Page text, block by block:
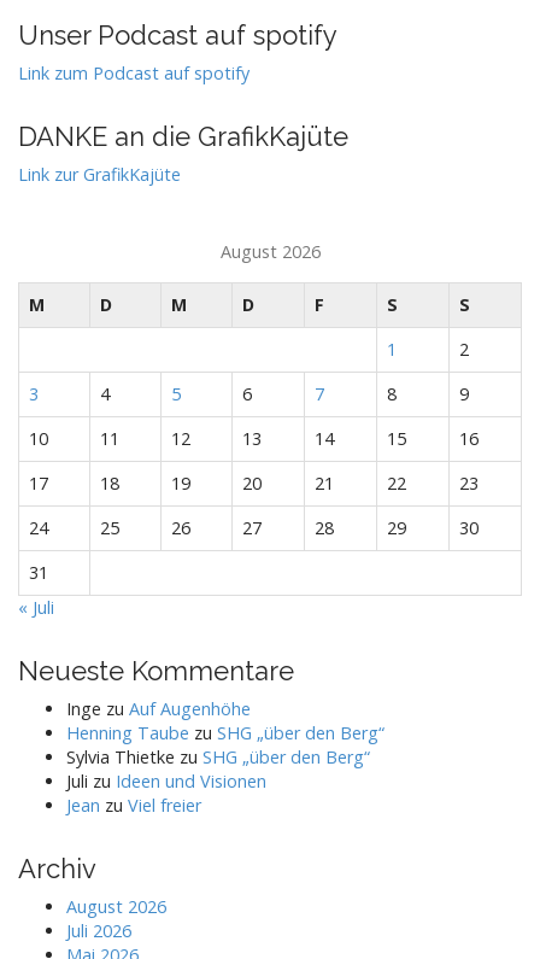
Unser Podcast auf spotify
Link zum Podcast auf spotify
DANKE an die GrafikKajüte
Link zur GrafikKajüte
August 2026
M D M D F S
S
1
2
3
4 5 6 7 8
9
10
11 12 13 14 15
16
17
18 19 20 21 22
23
24
25 26 27 28 29
30
31
« Juli
Neueste Kommentare
Inge zu Auf Augenhöhe
Henning Taube zu SHG „über den Berg“
Sylvia Thietke zu SHG „über den Berg“
Juli zu Ideen und Visionen
Jean zu Viel freier
Archiv
August 2026
Juli 2026